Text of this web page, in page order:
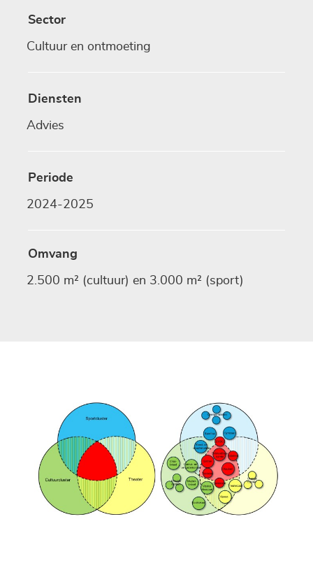
Sector
Cultuur en ontmoeting
Diensten
Advies
Periode
2024-2025
Omvang
2.500 m² (cultuur) en 3.000 m² (sport)